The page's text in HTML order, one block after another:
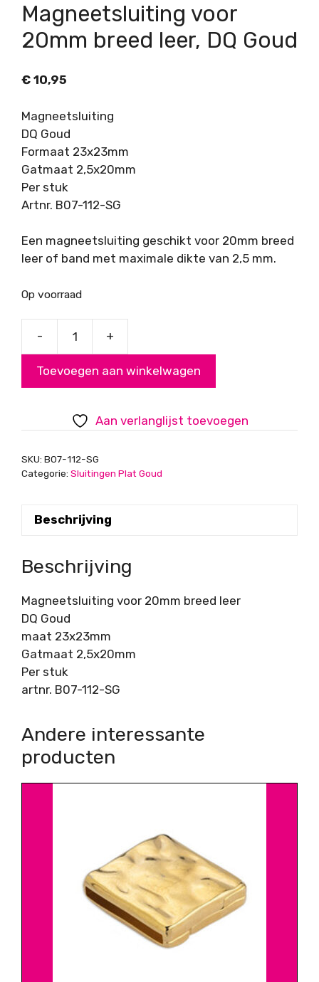
Magneetsluiting voor
20mm breed leer, DQ Goud
€ 10,95
Magneetsluiting
DQ Goud
Formaat 23x23mm
Gatmaat 2,5x20mm
Per stuk
Artnr. B07-112-SG
Een magneetsluiting geschikt voor 20mm breed
leer of band met maximale dikte van 2,5 mm.
Op voorraad
-
20mm
leer,
DQ
aantal
+
Toevoegen aan winkelwagen
Aan verlanglijst toevoegen
SKU: B07-112-SG
Categorie: Sluitingen Plat Goud
Beschrijving
Beschrijving
Magneetsluiting voor 20mm breed leer
DQ Goud
maat 23x23mm
Gatmaat 2,5x20mm
Per stuk
artnr. B07-112-SG
Andere interessante
producten